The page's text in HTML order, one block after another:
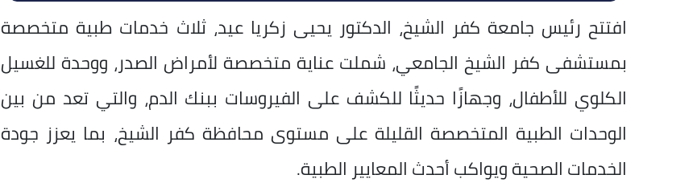
افتتح رئيس جامعة كفر الشيخ، الدكتور يحيى زكريا عيد، ثلاث خدمات طبية متخصصة
بمستشفى كفر الشيخ الجامعي، شملت عناية متخصصة لأمراض الصدر، ووحدة للغسيل
الكلوي للأطفال، وجهازًا حديثًا للكشف على الفيروسات ببنك الدم، والتي تعد من بين
الوحدات الطبية المتخصصة القليلة على مستوى محافظة كفر الشيخ، بما يعزز جودة
الخدمات الصحية ويواكب أحدث المعايير الطبية.